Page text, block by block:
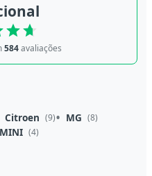
584avaliações
Citroen (9) MG (8)
MINI (4)